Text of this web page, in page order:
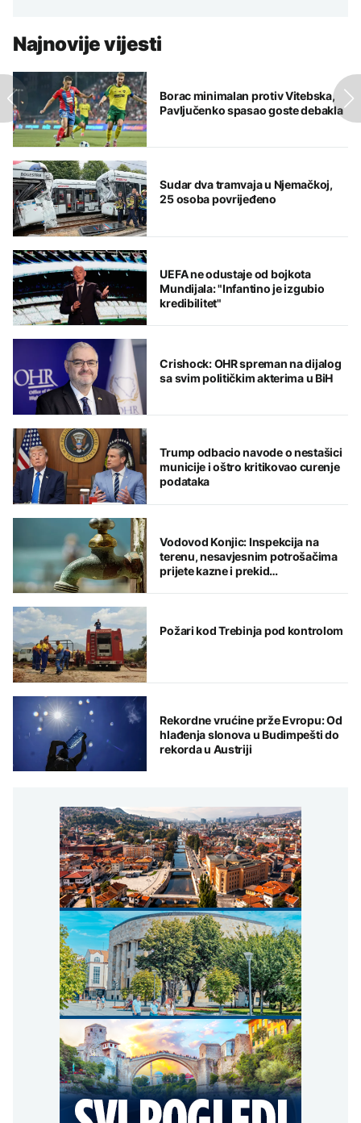
Najnovije vijesti
Borac minimalan protiv Vitebska,
Pavljučenko spasao goste debakla
Sudar dva tramvaja u Njemačkoj,
25 osoba povrijeđeno
UEFA ne odustaje od bojkota
Mundijala: "Infantino je izgubio
kredibilitet"
Crishock: OHR spreman na dijalog
sa svim političkim akterima u BiH
Trump odbacio navode o nestašici
municije i oštro kritikovao curenje
podataka
Vodovod Konjic: Inspekcija na
terenu, nesavjesnim potrošačima
prijete kazne i prekid
Požari kod Trebinja pod kontrolom
Rekordne vrućine prže Evropu: Od
hlađenja slonova u Budimpešti do
rekorda u Austriji